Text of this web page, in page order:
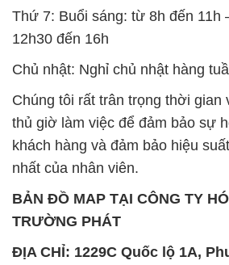
Thứ 7: Buổi sáng: từ 8h đến 11h
12h30 đến 16h
Chủ nhật: Nghỉ chủ nhật hàng
Chúng tôi rất trân trọng thời gian
thủ giờ làm việc để đảm bảo sự
khách hàng và đảm bảo hiệu
nhất của nhân viên.
BẢN ĐỒ MAP TẠI CÔNG TY
TRƯỜNG PHÁT
ĐỊA CHỈ: 1229C Quốc lộ 1A,